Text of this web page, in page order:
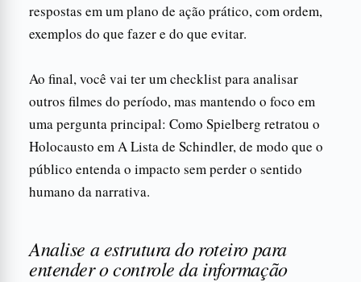
respostas em um plano de ação prático, com ordem,
exemplos do que fazer e do que evitar.
Ao final, você vai ter um checklist para analisar
outros filmes do período, mas mantendo o foco em
uma pergunta principal: Como Spielberg retratou o
Holocausto em A Lista de Schindler, de modo que o
público entenda o impacto sem perder o sentido
humano da narrativa.
Analise a estrutura do roteiro para
entender o controle da informação